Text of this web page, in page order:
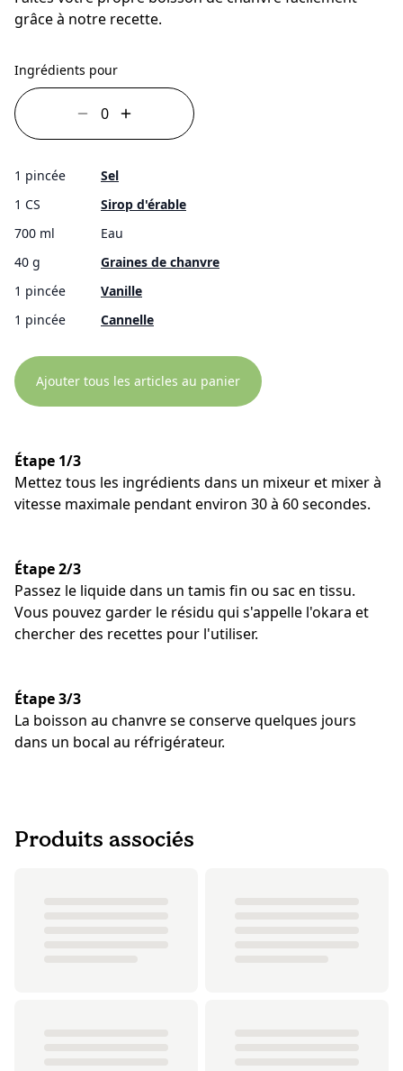
grâce à notre recette.
Ingrédients pour
1 pincée
Sel
1 CS
Sirop d'érable
700 ml
Eau
40 g
Graines de chanvre
1 pincée
Vanille
1 pincée
Cannelle
Ajouter tous les articles au panier
Étape 1/3
Mettez tous les ingrédients dans un mixeur et mixer à
vitesse maximale pendant environ 30 à 60 secondes.
Étape 2/3
Passez le liquide dans un tamis fin ou sac en tissu.
Vous pouvez garder le résidu qui s'appelle l'okara et
chercher des recettes pour l'utiliser.
Étape 3/3
La boisson au chanvre se conserve quelques jours
dans un bocal au réfrigérateur.
Produits associés